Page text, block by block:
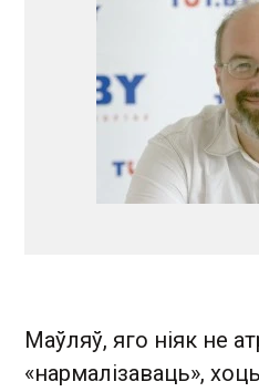
Маўляў, яго ніяк не
«нармалізаваць»,